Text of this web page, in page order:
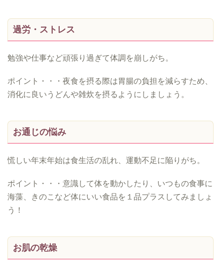
過労・ストレス
勉強や仕事など頑張り過ぎて体調を崩しがち。
ポイント・・・夜食を摂る際は胃腸の負担を減らすため、
消化に良いうどんや雑炊を摂るようにしましょう。
お通じの悩み
慌しい年末年始は食生活の乱れ、運動不足に陥りがち。
ポイント・・・意識して体を動かしたり、いつもの食事に
海藻、きのこなど体にいい食品を１品プラスしてみましょ
う！
お肌の乾燥